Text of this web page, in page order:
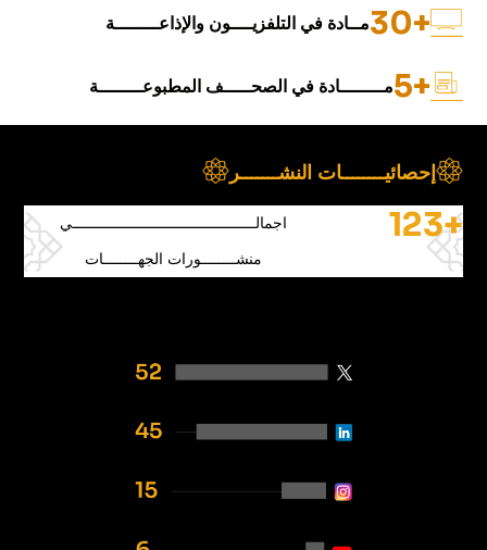
+30 مــادة في التلفزيــــون والإذاعــــــــة
+5 مــــــــادة في الصحـــــف المطبوعــــــــة
إحصائيــــــــات النشـــــــر
+123 اجمالــــــــــــــــــــــــــــــــــــــــــي
منشــــــــورات الجهــــــــات